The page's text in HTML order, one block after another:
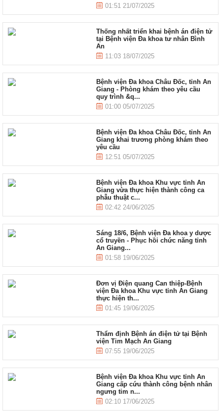
01:51 21/07/2025
Thống nhất triển khai bệnh án điện tử
tại Bệnh viện Đa khoa tư nhân Bình
An
11:03 18/07/2025
Bệnh viện Đa khoa Châu Đốc, tỉnh An
Giang - Phòng khám theo yêu cầu
quy trình &q...
01:00 05/07/2025
Bệnh viện Đa khoa Châu Đốc, tỉnh An
Giang khai trương phòng khám theo
yêu cầu
12:51 05/07/2025
Bệnh viện Đa khoa Khu vực tỉnh An
Giang vừa thực hiện thành công ca
phẫu thuật c...
02:42 24/06/2025
Sáng 18/6, Bệnh viện Đa khoa y dược
cổ truyền - Phục hồi chức năng tỉnh
An Giang...
01:58 19/06/2025
Đơn vị Điện quang Can thiệp-Bệnh
viện Đa khoa Khu vực tỉnh An Giang
thực hiện th...
01:45 19/06/2025
Thẩm định Bệnh án điện tử tại Bệnh
viện Tim Mạch An Giang
07:55 19/06/2025
Bệnh viện Đa khoa Khu vực tỉnh An
Giang cấp cứu thành công bệnh nhân
ngưng tim n...
02:10 17/06/2025